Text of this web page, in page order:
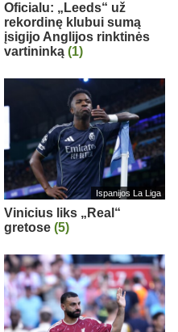
Oficialu: „Leeds“ už
rekordinę klubui sumą
įsigijo Anglijos rinktinės
vartininką (1)
Ispanijos La Liga
Vinicius liks „Real“
gretose (5)